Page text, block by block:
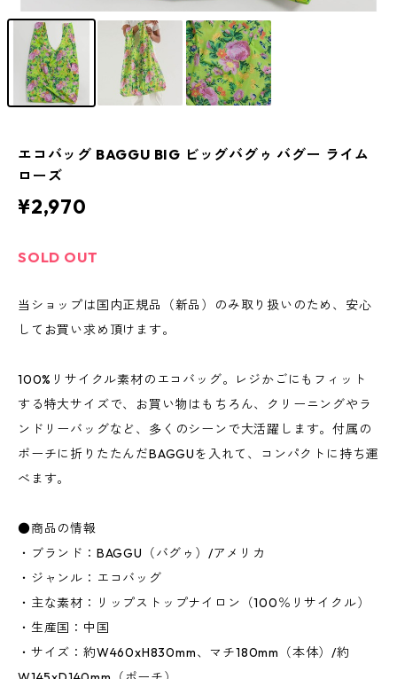
エコバッグ BAGGU BIG ビッグバグゥ バグー ライム
ローズ
¥2,970
SOLD OUT
当ショップは国内正規品（新品）のみ取り扱いのため、安心
してお買い求め頂けます。
100%リサイクル素材のエコバッグ。レジかごにもフィット
する特大サイズで、お買い物はもちろん、クリーニングやラ
ンドリーバッグなど、多くのシーンで大活躍します。付属の
ポーチに折りたたんだBAGGUを入れて、コンパクトに持ち運
べます。
●商品の情報
・ブランド：BAGGU（バグゥ）/アメリカ
・ジャンル：エコバッグ
・主な素材：リップストップナイロン（100％リサイクル）
・生産国：中国
・サイズ：約W460xH830mm、マチ180mm（本体）/約